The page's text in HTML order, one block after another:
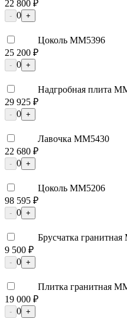
22 800 ₽
- 0 +
Цоколь ММ5396
25 200 ₽
- 0 +
Надгробная плита
29 925 ₽
- 0 +
Лавочка ММ5430
22 680 ₽
- 0 +
Цоколь ММ5206
98 595 ₽
- 0 +
Брусчатка
9 500 ₽
- 0 +
Плитка гранитная
19 000 ₽
- 0 +